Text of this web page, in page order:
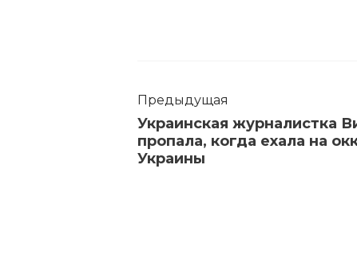
Предыдущая
Украинская журналистка
пропала, когда ехала на
Украины